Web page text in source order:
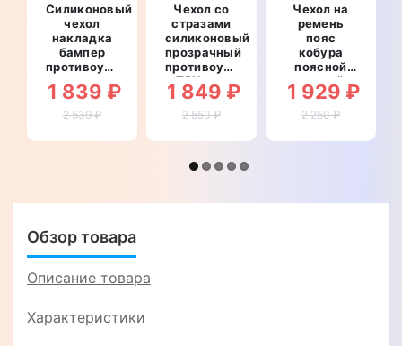
Силиконовый
чехол
накладка
бампер
противоударный
со
вставкой
из
кожи для
1 839 ₽
2 539 ₽
Чехол со
стразами
силиконовый
прозрачный
противоударный
TPU для
ASUS
ZenFone 5
"DIAMOND"
1 849 ₽
2 550 ₽
Чехол на
ремень
пояс
кобура
поясной
кожаный c
карманами
для ASUS
ZE620KL
1 929 ₽
2 250 ₽
Обзор товара
Описание товара
Характеристики